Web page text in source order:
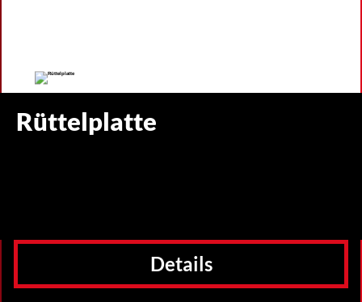
Rüttelplatte
Details